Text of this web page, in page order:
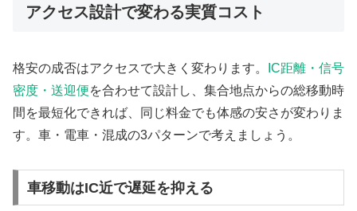
アクセス設計で変わる実質コスト
格安の成否はアクセスで大きく変わります。
IC距離・信号
密度・送迎便を合わせて設計し、集合地点からの総移動時
間を最短化できれば、同じ料金でも体感の安さが変わりま
す。車・電車・混成の3パターンで考えましょう。
車移動はIC近で遅延を抑える